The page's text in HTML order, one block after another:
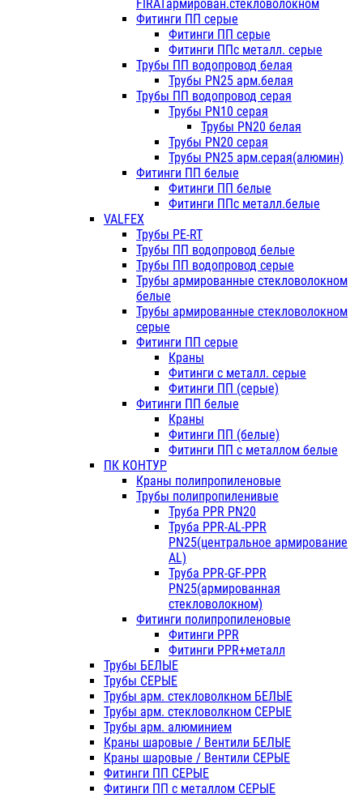
FIRATармирован.стекловолокном
Фитинги ПП серые
Фитинги ПП серые
Фитинги ППс металл. серые
Трубы ПП водопровод белая
Трубы PN25 арм.белая
Трубы ПП водопровод серая
Трубы PN10 серая
Трубы PN20 белая
Трубы PN20 серая
Трубы PN25 арм.серая(алюмин)
Фитинги ПП белые
Фитинги ПП белые
Фитинги ППс металл.белые
VALFEX
Трубы PE-RT
Трубы ПП водопровод белые
Трубы ПП водопровод серые
Трубы армированные стекловолокном
белые
Трубы армированные стекловолокном
серые
Фитинги ПП серые
Краны
Фитинги с металл. серые
Фитинги ПП (серые)
Фитинги ПП белые
Краны
Фитинги ПП (белые)
Фитинги ПП с металлом белые
ПК КОНТУР
Краны полипропиленовые
Трубы полипропиленивые
Труба PPR PN20
Труба PPR-AL-PPR
PN25(центральное армирование
AL)
Труба PPR-GF-PPR
PN25(армированная
стекловолокном)
Фитинги полипропиленовые
Фитинги PPR
Фитинги PPR+металл
Трубы БЕЛЫЕ
Трубы СЕРЫЕ
Трубы арм. стекловолкном БЕЛЫЕ
Трубы арм. стекловолкном СЕРЫЕ
Трубы арм. алюминием
Краны шаровые / Вентили БЕЛЫЕ
Краны шаровые / Вентили СЕРЫЕ
Фитинги ПП СЕРЫЕ
Фитинги ПП с металлом СЕРЫЕ